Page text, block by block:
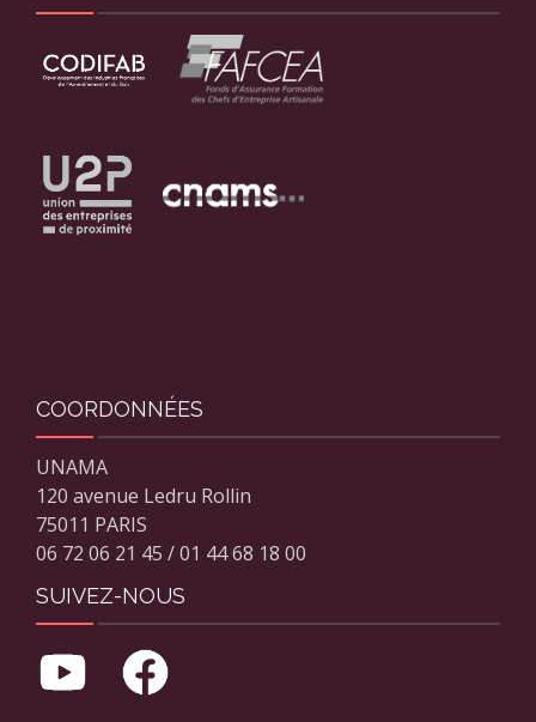
COORDONNÉES
UNAMA
120 avenue Ledru Rollin
75011 PARIS
06 72 06 21 45 / 01 44 68 18 00
SUIVEZ-NOUS